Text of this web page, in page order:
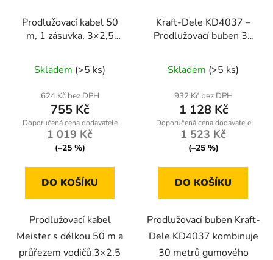
Prodlužovací kabel 50
m, 1 zásuvka, 3×2,5
Meister
hodnocení
produktu
je
5,0
z
hvězdiček.
Skladem (>5 ks)
624 Kč bez DPH
755 Kč
1 019 Kč
(–25 %)
DO KOŠÍKU
Prodlužovací kabel
Meister s délkou 50 m a
průřezem vodičů 3×2,5
Kraft-Dele KD4037 –
Prodlužovací buben 30
Skladem (>5 ks)
932 Kč bez DPH
1 128 Kč
1 523 Kč
(–25 %)
DO KOŠÍKU
Prodlužovací buben Kraft-
Dele KD4037 kombinuje
30 metrů gumového